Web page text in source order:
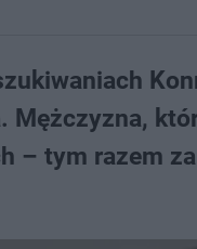
– tym razem